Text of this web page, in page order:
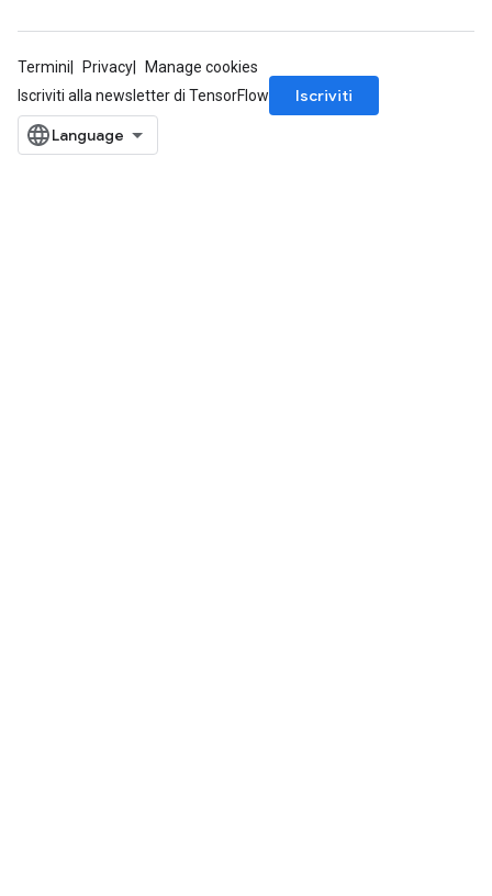
Termini Privacy
Manage cookies
Iscriviti alla newsletter di TensorFlow
Iscriviti